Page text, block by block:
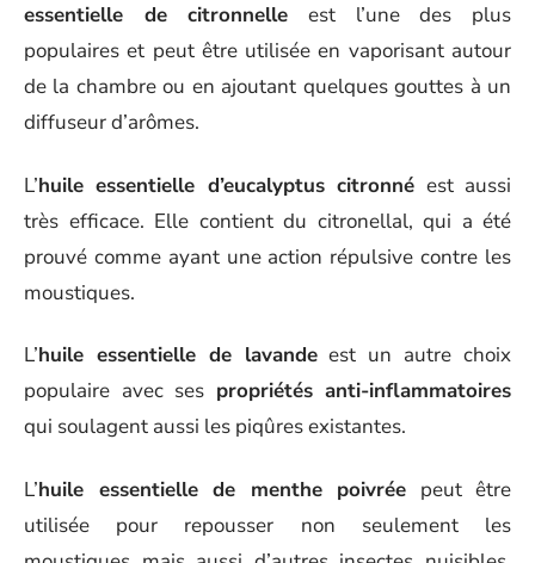
essentielle de citronnelle est l’une des plus
populaires et peut être utilisée en vaporisant autour
de la chambre ou en ajoutant quelques gouttes à un
diffuseur d’arômes.
L’huile essentielle d’eucalyptus citronné est aussi
très efficace. Elle contient du citronellal, qui a été
prouvé comme ayant une action répulsive contre les
moustiques.
L’huile essentielle de lavandeest un autre choix
populaire avec ses propriétés anti-inflammatoires
qui soulagent aussi les piqûres existantes.
L’huile essentielle de menthe poivrée peut être
utilisée pour repousser non seulement les